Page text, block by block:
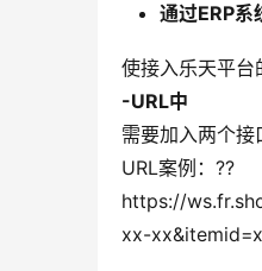
通过ERP系
使接入乐天平台
-URL中
需要加入两个接
URL案例：??
https://
xx-